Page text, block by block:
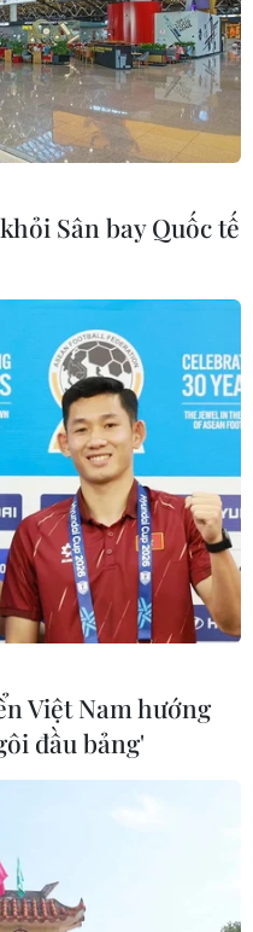
khoản thu phí
trước 1/10
Nam, cả nước có 6,3
ETC, chiếm gần 100%
khoảng 4 triệu người
thông.
Sân bay Quốc tế
Việt Nam hướng
đầu bảng'